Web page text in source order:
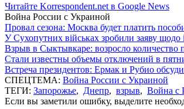
Читайте Korrespondent.net в Google News
Война России с Украиной
Провал сезона: Москва будет платить
У Сухопутних військах зробили заяву щодо
Взрыв в Сыктывкаре: возросло количество
Стали известны объемы отключений в
Встреча президентов: Ермак и Рубио
СПЕЦТЕМА: Война России с Украиной
ТЕГИ: Запорожье, Днепр, взрыв, Война с
Если вы заметили ошибку, выделите